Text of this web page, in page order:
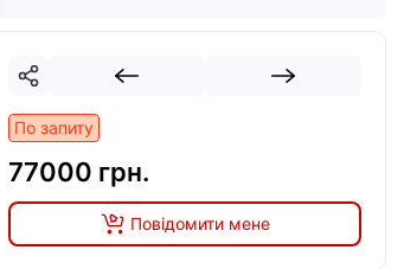
По запиту
77000 грн.
Повідомити мене